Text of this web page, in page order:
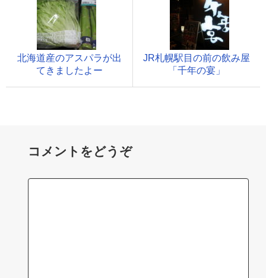
北海道産のアスパラが出
てきましたよー
JR札幌駅目の前の飲み屋
「千年の宴」
コメントをどうぞ